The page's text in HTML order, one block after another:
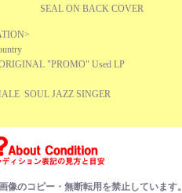
SEAL ON BACK COVER
"PROMO" Used LP
SOUL JAZZ SINGER
のコピー・無断転用を禁止しています。